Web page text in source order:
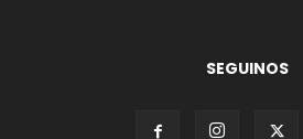
SEGUINOS